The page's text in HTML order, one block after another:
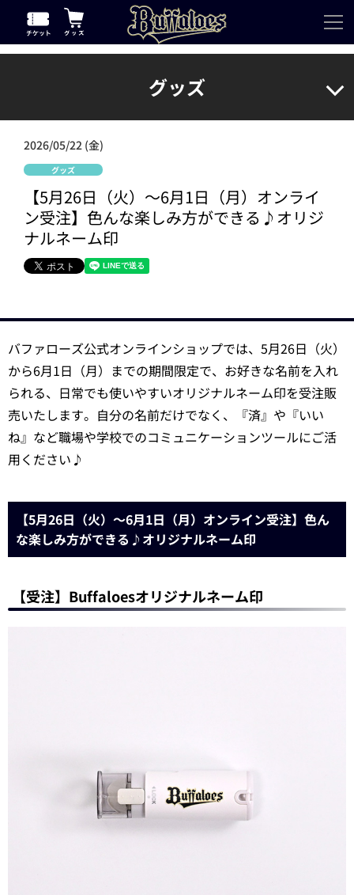
グッズ
2026/05/22 (金)
グッズ
【5月26日（火）～6月1日（月）オンライ
ン受注】色んな楽しみ方ができる♪オリジ
ナルネーム印
バファローズ公式オンラインショップでは、5月26日（火）
から6月1日（月）までの期間限定で、お好きな名前を入れ
られる、日常でも使いやすいオリジナルネーム印を受注販
売いたします。自分の名前だけでなく、『済』や『いい
ね』など職場や学校でのコミュニケーションツールにご活
用ください♪
【5月26日（火）～6月1日（月）オンライン受注】色ん
な楽しみ方ができる♪オリジナルネーム印
【受注】Buffaloesオリジナルネーム印